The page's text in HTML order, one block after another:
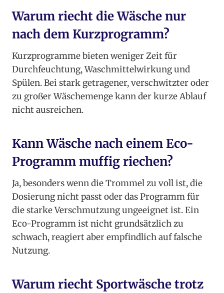
Warum riecht die Wäsche nur
nach dem Kurzprogramm?
Kurzprogramme bieten weniger Zeit für
Durchfeuchtung, Waschmittelwirkung und
Spülen. Bei stark getragener, verschwitzter oder
zu großer Wäschemenge kann der kurze Ablauf
nicht ausreichen.
Kann Wäsche nach einem Eco-
Programm muffig riechen?
Ja, besonders wenn die Trommel zu voll ist, die
Dosierung nicht passt oder das Programm für
die starke Verschmutzung ungeeignet ist. Ein
Eco-Programm ist nicht grundsätzlich zu
schwach, reagiert aber empfindlich auf falsche
Nutzung.
Warum riecht Sportwäsche trotz